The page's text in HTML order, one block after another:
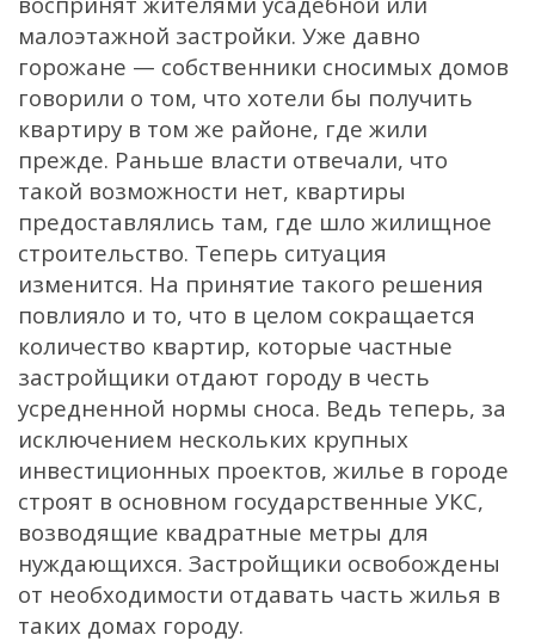
малоэтажной застройки. Уже давно
горожане — собственники сносимых домов
говорили о том, что хотели бы получить
квартиру в том же районе, где жили
прежде. Раньше власти отвечали, что
такой возможности нет, квартиры
предоставлялись там, где шло жилищное
строительство. Теперь ситуация
изменится. На принятие такого решения
повлияло и то, что в целом сокращается
количество квартир, которые частные
застройщики отдают городу в честь
усредненной нормы сноса. Ведь теперь, за
исключением нескольких крупных
инвестиционных проектов, жилье в городе
строят в основном государственные УКС,
возводящие квадратные метры для
нуждающихся. Застройщики освобождены
от необходимости отдавать часть жилья в
таких домах городу.